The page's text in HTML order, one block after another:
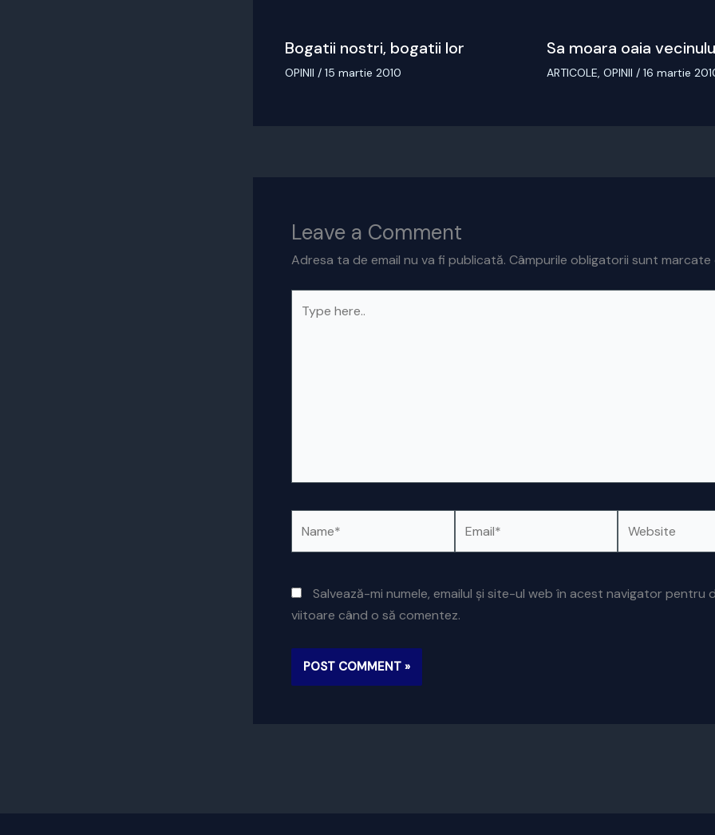
Bogatii nostri, bogatii lor
OPINII / 15 martie 2010
Sa moara oaia
ARTICOLE OPINII / 16 martie
Leave a Comment
Adresa ta de email nu va fi publicată. Câmpurile obligatorii sunt
here..
Salvează-mi numele, emailul și site-ul web în acest navigator pentru
viitoare când o să comentez.